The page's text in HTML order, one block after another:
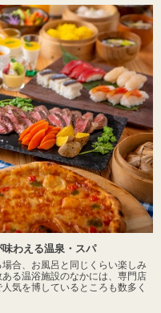
わえる温泉・スパ
合、お風呂と同じくらい楽しみ
る温浴施設のなかには、専門店
気を博しているところも数多く